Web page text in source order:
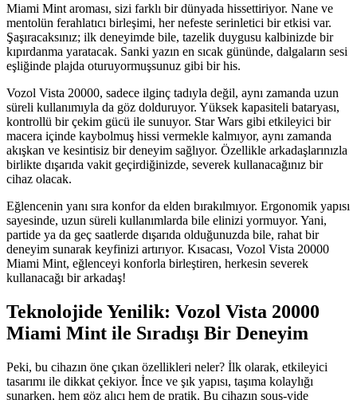
Miami Mint aroması, sizi farklı bir dünyada hissettiriyor. Nane ve
mentolün ferahlatıcı birleşimi, her nefeste serinletici bir etkisi var.
Şaşıracaksınız; ilk deneyimde bile, tazelik duygusu kalbinizde bir
kıpırdanma yaratacak. Sanki yazın en sıcak gününde, dalgaların sesi
eşliğinde plajda oturuyormuşsunuz gibi bir his.
Vozol Vista 20000, sadece ilginç tadıyla değil, aynı zamanda uzun
süreli kullanımıyla da göz dolduruyor. Yüksek kapasiteli bataryası,
kontrollü bir çekim gücü ile sunuyor. Star Wars gibi etkileyici bir
macera içinde kaybolmuş hissi vermekle kalmıyor, aynı zamanda
akışkan ve kesintisiz bir deneyim sağlıyor. Özellikle arkadaşlarınızla
birlikte dışarıda vakit geçirdiğinizde, severek kullanacağınız bir
cihaz olacak.
Eğlencenin yanı sıra konfor da elden bırakılmıyor. Ergonomik yapısı
sayesinde, uzun süreli kullanımlarda bile elinizi yormuyor. Yani,
partide ya da geç saatlerde dışarıda olduğunuzda bile, rahat bir
deneyim sunarak keyfinizi artırıyor. Kısacası, Vozol Vista 20000
Miami Mint, eğlenceyi konforla birleştiren, herkesin severek
kullanacağı bir arkadaş!
Teknolojide Yenilik: Vozol Vista 20000
Miami Mint ile Sıradışı Bir Deneyim
Peki, bu cihazın öne çıkan özellikleri neler? İlk olarak, etkileyici
tasarımı ile dikkat çekiyor. İnce ve şık yapısı, taşıma kolaylığı
sunarken, hem göz alıcı hem de pratik. Bu cihazın sous-vide